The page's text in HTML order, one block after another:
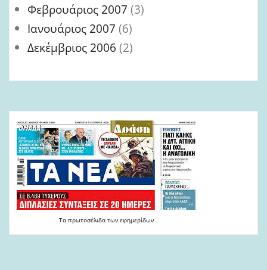
Φεβρουάριος 2007 (3)
Ιανουάριος 2007 (6)
Δεκέμβριος 2006 (2)
Τα πρωτοσέλιδα των εφημερίδων